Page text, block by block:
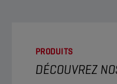
PRODUITS
DÉCOUVREZ